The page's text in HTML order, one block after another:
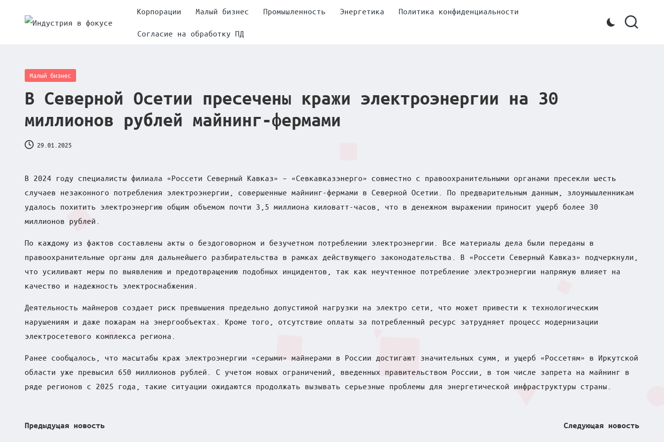
д
у
с
т
р
и
я
в
ф
о
к
у
с
е
Корпорации Малый бизнес Промышленность Энергетика Политика конфиденциальности
Согласие на обработку ПД
Posted
Малый бизнес
В Северной Осетии пресечены кражи электроэнергии на 30
миллионов рублей майнинг-фермами
29.01.2025
В 2024 году специалисты филиала «Россети Северный Кавказ» – «Севкавказэнерго» совместно с правоохранительными органами пресекли шесть
случаев незаконного потребления электроэнергии, совершенные майнинг-фермами в Северной Осетии. По предварительным данным, злоумышленникам
удалось похитить электроэнергию общим объемом почти 3,5 миллиона киловатт-часов, что в денежном выражении приносит ущерб более 30
миллионов рублей.
По каждому из фактов составлены акты о бездоговорном и безучетном потреблении электроэнергии. Все материалы дела были переданы в
правоохранительные органы для дальнейшего разбирательства в рамках действующего законодательства. В «Россети Северный Кавказ» подчеркнули,
что усиливают меры по выявлению и предотвращению подобных инцидентов, так как неучтенное потребление электроэнергии напрямую влияет на
качество и надежность электроснабжения.
Деятельность майнеров создает риск превышения предельно допустимой нагрузки на электро сети, что может привести к технологическим
нарушениям и даже пожарам на энергообъектах. Кроме того, отсутствие оплаты за потребленный ресурс затрудняет процесс модернизации
электросетевого комплекса региона.
Ранее сообщалось, что масштабы краж электроэнергии «серыми» майнерами в России достигают значительных сумм, и ущерб «Россетям» в Иркутской
области уже превысил 650 миллионов рублей. С учетом новых ограничений, введенных правительством России, в том числе запрета на майнинг в
ряде регионов с 2025 года, такие ситуации ожидаются продолжать вызывать серьезные проблемы для энергетической инфраструктуры страны.
Post
Предыдущая новость Следующая новость